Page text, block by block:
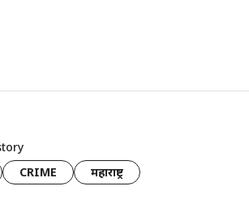
CRIME
महाराष्ट्र